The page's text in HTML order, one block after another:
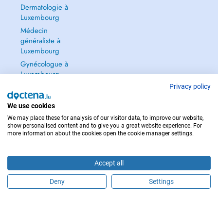
Prendre rendez-vous en ligne
Dermatologie à
Luxembourg
Médecin
généraliste à
Luxembourg
Gynécologue à
Luxembourg
POUR LES URGENCES, CONSULTEZ : 112
Privacy policy
We use cookies
We may place these for analysis of our visitor data, to improve our website,
show personalised content and to give you a great website experience. For
more information about the cookies open the cookie manager settings.
Accept all
Deny Settings